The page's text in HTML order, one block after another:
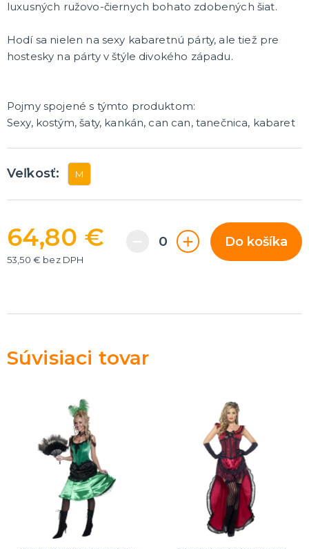
Rozlúčka so slobodou
ĎALŠIE KATEGÓRIE
VOLOVINY A ŽARTÍKY
Kanadské žartíky
Zvieratká
ĎALŠIE KATEGÓRIE
luxusných ružovo-čiernych bohato zdobených šiat.
Hodí sa nielen na sexy kabaretnú párty, ale tiež pre
hostesky na párty v štýle divokého západu.
Pojmy spojené s týmto produktom:
Sexy, kostým, šaty, kankán, can can, tanečnica, kabaret
Veľkosť: M
64,80 €
53,50 € bez DPH
Do košíka
Súvisiaci tovar